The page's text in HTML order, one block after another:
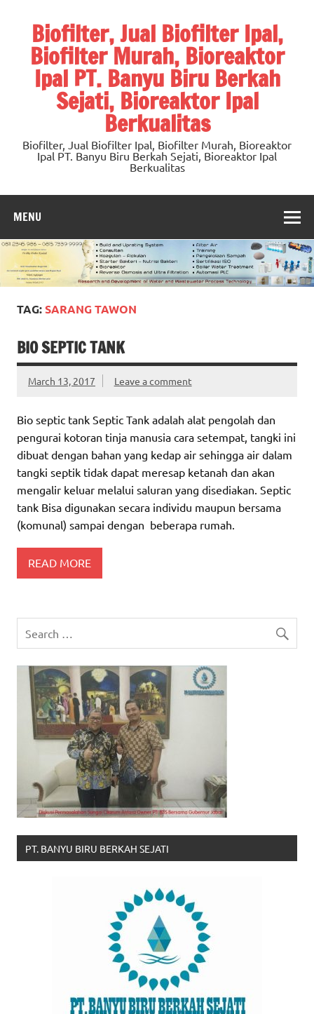
contentBiofilter, Jual Biofilter Ipal,
Biofilter Murah, Bioreaktor
Ipal PT. Banyu Biru Berkah
Sejati, Bioreaktor Ipal
Berkualitas
Biofilter, Jual Biofilter Ipal, Biofilter Murah, Bioreaktor
Ipal PT. Banyu Biru Berkah Sejati, Bioreaktor Ipal
Berkualitas
MENU
TAG:SARANG TAWON
BIO SEPTIC TANK
March 13, 2017 Leave a comment
Bio septic tank Septic Tank adalah alat pengolah dan
pengurai kotoran tinja manusia cara setempat, tangki ini
dibuat dengan bahan yang kedap air sehingga air dalam
tangki septik tidak dapat meresap ketanah dan akan
mengalir keluar melalui saluran yang disediakan. Septic
tank Bisa digunakan secara individu maupun bersama
(komunal) sampai dengan beberapa rumah.
READ MORE
PT. BANYU BIRU BERKAH SEJATI